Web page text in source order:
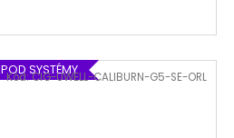
POD SYSTÉMY
Kód:CIG-UWELL-CALIBURN-G5-SE-ORL